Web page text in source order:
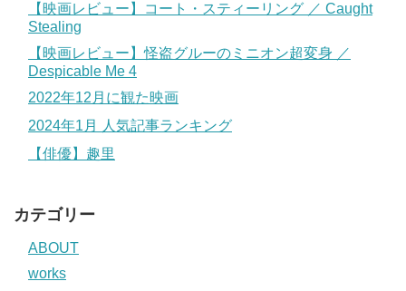
【映画レビュー】コート・スティーリング ／ Caught
Stealing
【映画レビュー】怪盗グルーのミニオン超変身 ／
Despicable Me 4
2022年12月に観た映画
2024年1月 人気記事ランキング
【俳優】趣里
カテゴリー
ABOUT
works